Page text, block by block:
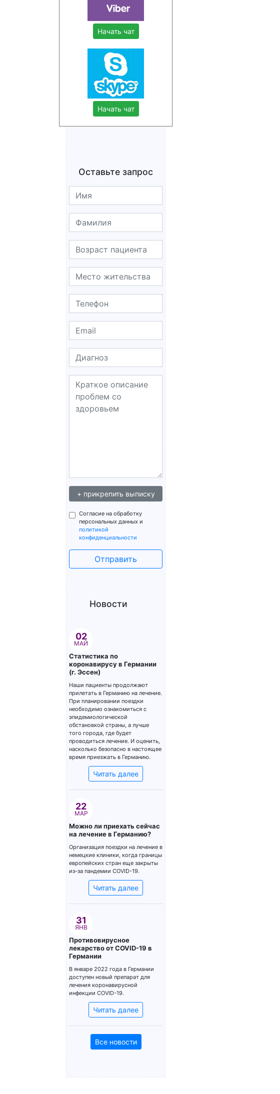
Начать чат
Начать чат
Оставьте запрос
+ прикрепить выписку
Согласие на обработку
персональных данных и
политикой
конфиденциальности
Отправить
Новости
02
МАЙ
Статистика по
коронавирусу в Германии
(г. Эссен)
Наши пациенты продолжают
прилетать в Германию на лечение.
При планировании поездки
необходимо ознакомиться с
эпидемиологической
обстановкой страны, а лучше
того города, где будет
проводиться лечение. И оценить,
насколько безопасно в настоящее
время приезжать в Германию.
Читать далее
22
МАР
Можно ли приехать сейчас
на лечение в Германию?
Организация поездки на лечение в
немецкие клиники, когда границы
европейских стран еще закрыты
из-за пандемии COVID-19.
Читать далее
31
ЯНВ
Противовирусное
лекарство от COVID-19 в
Германии
В январе 2022 года в Германии
доступен новый препарат для
лечения коронавирусной
инфекции COVID-19.
Читать далее
Все новости